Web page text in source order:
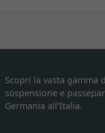
Scopri la vasta
sospensione e
Germania all'Italia.